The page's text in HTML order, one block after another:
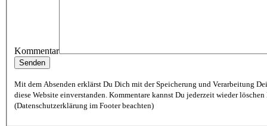
Kommentar
Mit dem Absenden erklärst Du Dich mit der Speicherung und Verarbeitung
diese Website einverstanden. Kommentare kannst Du jederzeit wieder löschen lassen
(Datenschutzerklärung im Footer beachten)